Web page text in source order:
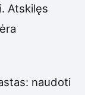
Atskilęs
naudoti